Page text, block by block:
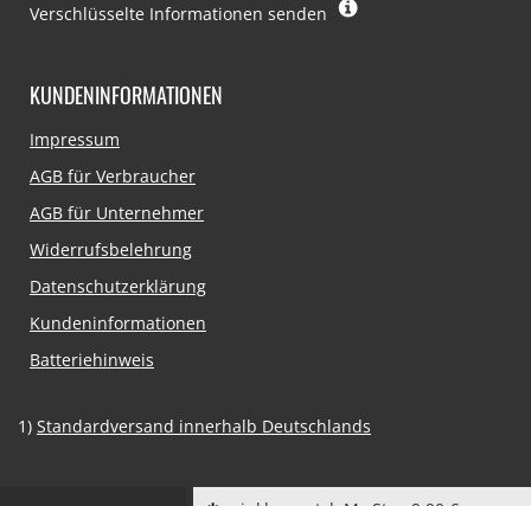
Verschlüsselte Informationen senden
KUNDENINFORMATIONEN
Navigation
Impressum
AGB für Verbraucher
AGB für Unternehmer
Widerrufsbelehrung
Datenschutzerklärung
Kundeninformationen
Batteriehinweis
1) Standardversand innerhalb Deutschlands